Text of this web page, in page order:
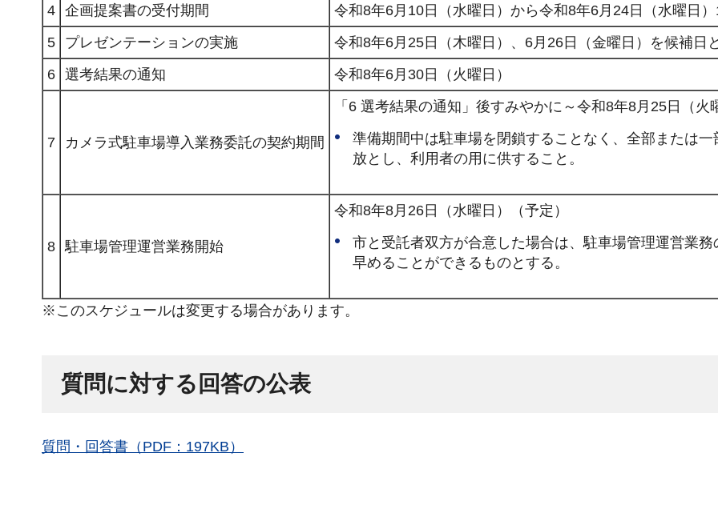
4 企画提案書の受付期間
令和8年6月10日（水曜日）から令和8年6月24日（水曜日
5
プレゼンテーションの実施
令和8年6月25日（木曜日）、6月26日（金曜日）を候補日
6 選考結果の通知 令和8年6月30日（火曜日）
7 カメラ式駐車場導入業務委託の契約期間
「6 選考結果の通知」後すみやかに～令和8年8月25日（火
準備期間中は駐車場を閉鎖することなく、全部または一
放とし、利用者の用に供すること。
8 駐車場管理運営業務開始
令和8年8月26日（水曜日）（予定）
市と受託者双方が合意した場合は、駐車場管理運営業務
早めることができるものとする。
※このスケジュールは変更する場合があります。
質問に対する回答の公表
質問・回答書（PDF：197KB）